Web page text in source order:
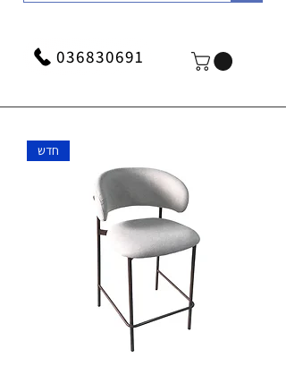
036830691
חדש